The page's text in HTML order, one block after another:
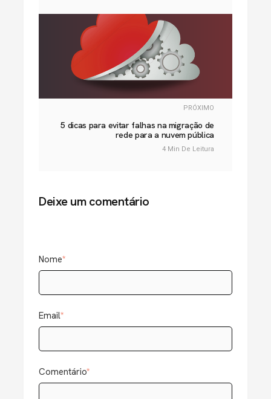
PRÓXIMO
5 dicas para evitar falhas na migração de
rede para a nuvem pública
4 Min De Leitura
Deixe um comentário
Nome*
Email*
Comentário*